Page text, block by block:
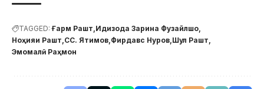
TAGGED: Ғарм Рашт Идизода Зарина Фузайлшо
Ноҳияи Рашт СС. Ятимов Фирдавс Нуров Шул Рашт
Эмомалӣ Раҳмон